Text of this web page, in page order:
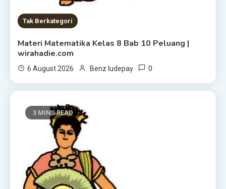
Tak Berkategori
Materi Matematika Kelas 8 Bab 10 Peluang |
wirahadie.com
6 August 2026 Benz ludepay 0
3 MINS READ